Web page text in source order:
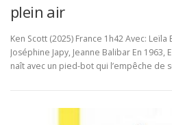
plein air
Ken Scott (2025) France 1h42 Avec: Leïla
Joséphine Japy, Jeanne Balibar En
naît avec un pied-bot qui l’empêche de